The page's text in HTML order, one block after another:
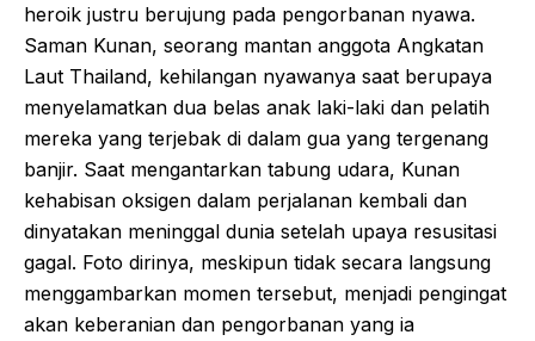
heroik justru berujung pada pengorbanan nyawa.
Saman Kunan, seorang mantan anggota Angkatan
Laut Thailand, kehilangan nyawanya saat berupaya
menyelamatkan dua belas anak laki-laki dan pelatih
mereka yang terjebak di dalam gua yang tergenang
banjir. Saat mengantarkan tabung udara, Kunan
kehabisan oksigen dalam perjalanan kembali dan
dinyatakan meninggal dunia setelah upaya resusitasi
gagal. Foto dirinya, meskipun tidak secara langsung
menggambarkan momen tersebut, menjadi pengingat
akan keberanian dan pengorbanan yang ia